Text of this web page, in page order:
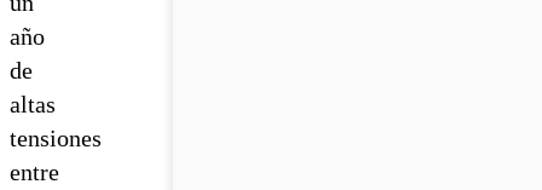
año
de
altas
tensiones
entre